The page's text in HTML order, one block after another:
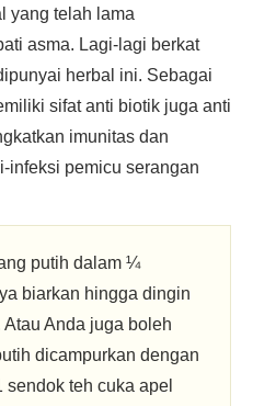
yang telah lama
asma. Lagi-lagi berkat
herbal ini. Sebagai
sifat anti biotik juga anti
imunitas dan
infeksi pemicu serangan
putih dalam ¼
biarkan hingga dingin
Anda juga boleh
dicampurkan dengan
teh cuka apel